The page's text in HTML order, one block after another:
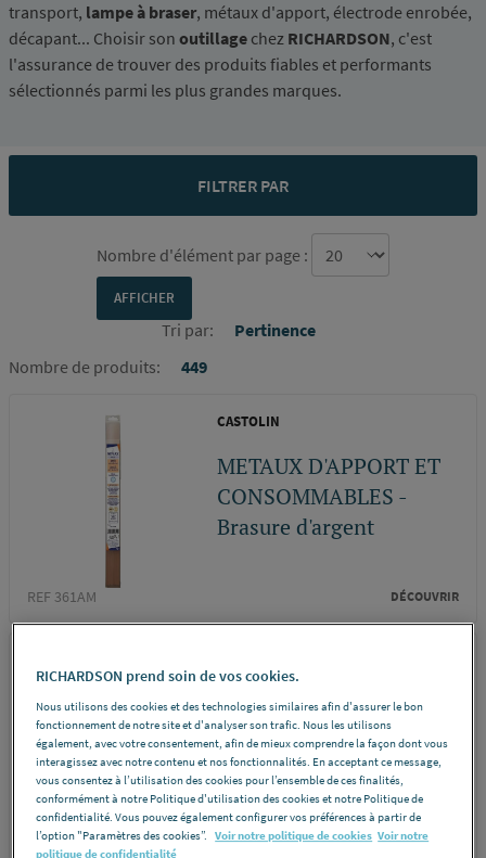
transport, lampe à braser, métaux d'apport, électrode enrobée,
décapant... Choisir son outillage chez RICHARDSON, c'est
l'assurance de trouver des produits fiables et performants
sélectionnés parmi les plus grandes marques.
FILTRER PAR
Nombre de produits: 449
Nombre d'élément par page :
Tri par: Pertinence
CASTOLIN
METAUX D'APPORT ET
CONSOMMABLES -
Brasure d'argent
REF 361AM DÉCOUVRIR
METAUX D'APPORT ET
CONSOMMABLES -
Brasure d'argent
REF 361B1 DÉCOUVRIR
RICHARDSON prend soin de vos cookies.
Nous utilisons des cookies et des technologies similaires afin d'assurer le bon
fonctionnement de notre site et d'analyser son trafic. Nous les utilisons
également, avec votre consentement, afin de mieux comprendre la façon dont vous
interagissez avec notre contenu et nos fonctionnalités. En acceptant ce message,
vous consentez à l’utilisation des cookies pour l’ensemble de ces finalités,
conformément à notre Politique d'utilisation des cookies et notre Politique de
confidentialité. Vous pouvez également configurer vos préférences à partir de
l’option "Paramètres des cookies”. Voir notre politique de cookies Voir notre
politique de confidentialité